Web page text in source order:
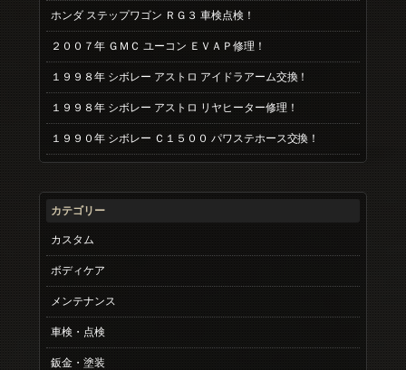
ホンダ ステップワゴン ＲＧ３ 車検点検！
２００７年 ＧＭＣ ユーコン ＥＶＡＰ修理！
１９９８年 シボレー アストロ アイドラアーム交換！
１９９８年 シボレー アストロ リヤヒーター修理！
１９９０年 シボレー Ｃ１５００ パワステホース交換！
カテゴリー
カスタム
ボディケア
メンテナンス
車検・点検
鈑金・塗装